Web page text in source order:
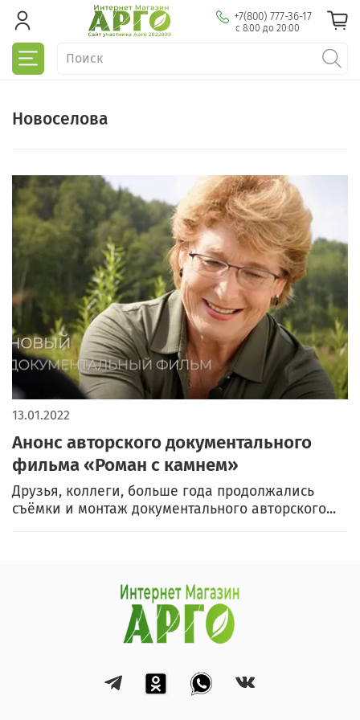
+7(800) 777-36-17
с 8:00 до 20:00
Новоселова
13.01.2022
Анонс авторского документального
фильма «Роман с камнем»
Друзья, коллеги, больше года продолжались
съёмки и монтаж документального авторского...